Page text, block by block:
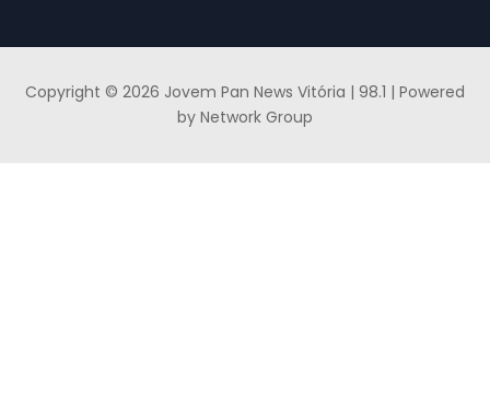
Copyright © 2026 Jovem Pan News Vitória | 98.1 | Powered
by Network Group